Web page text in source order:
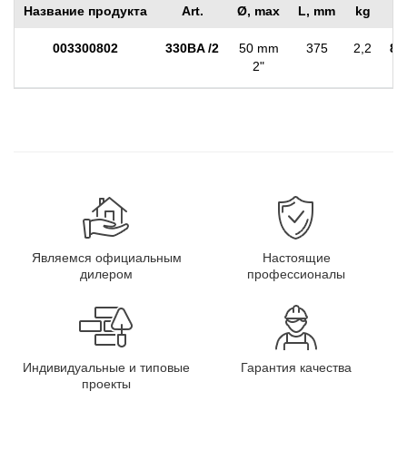
Название продукта Art. Ø, max L, mm kg
003300802 330BA /2
50 mm
2"
375 2,2
Являемся официальным
дилером
Настоящие
профессионалы
Индивидуальные и типовые
проекты
Гарантия качества